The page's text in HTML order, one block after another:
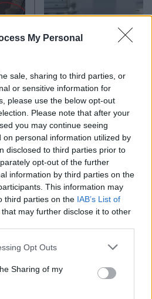
My Personal
sale, sharing to third parties, or
or sensitive information for
please use the below opt-out
Please note that after your
you may continue seeing
on personal information utilized by
disclosed to third parties prior to
opt-out of the further
information by third parties on the
This information may
third parties on the IAB’s List of
that may further disclose it to other
app uses one or more Google
behaviour. You may click to
and its third-party tags to
purposes in below Google
Opt Outs
Sharing of my
εδώ
στην
να
Μυστράς: Αλλαγή
υπερασπιστική
55χρονου που έκρυψε
νεκρό πατέρα του
καταψύκτη – Η
στους γονείς και η
διαφωνία με την
του